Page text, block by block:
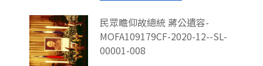
民眾瞻仰故總統 蔣公遺容-
MOFA109179CF-2020-12--SL-
00001-008